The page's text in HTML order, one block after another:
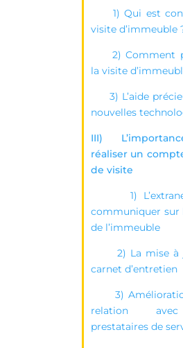
1) Qui est
visite d’immeuble
2) Comment
la visite
3) L’aide
nouvelles
III)
réaliser un
de visite
1)
communiquer sur
de l’immeuble
2) La mise à
carnet d’entretien
3)
relation
prestataires de